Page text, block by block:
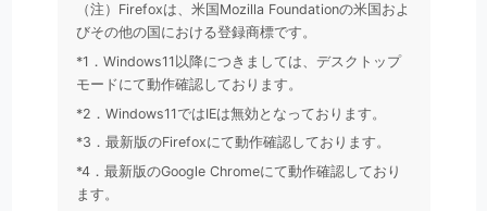
（注）Firefoxは、米国Mozilla Foundationの米国およ
びその他の国における登録商標です。
*1．Windows11以降につきましては、デスクトップ
モードにて動作確認しております。
*2．Windows11ではIEは無効となっております。
*3．最新版のFirefoxにて動作確認しております。
*4．最新版のGoogle Chromeにて動作確認しており
ます。